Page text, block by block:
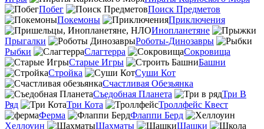
Побег
Поиск Предметов
Покемоны
Приключения
Инопланетяне
Прыгалки
Роботы-Динозавры
Рыбки
Слагтерра
Сокровища
Старые Игры
Башни
Стройка
Суши Кот
Счастливая Обезьянка
Съедобная Планета
Три В
Ряд
Три Кота
Троллфейс Квест
Ферма
Флаппи Берд
Хеллоуин
Шахматы
Шашки